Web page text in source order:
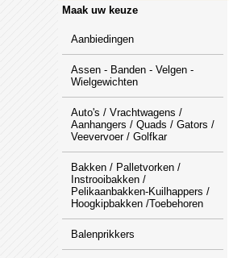
Maak uw keuze
Aanbiedingen
Assen - Banden - Velgen -
Wielgewichten
Auto's / Vrachtwagens /
Aanhangers / Quads / Gators /
Veevervoer / Golfkar
Bakken / Palletvorken /
Instrooibakken /
Pelikaanbakken-Kuilhappers /
Hoogkipbakken /Toebehoren
Balenprikkers